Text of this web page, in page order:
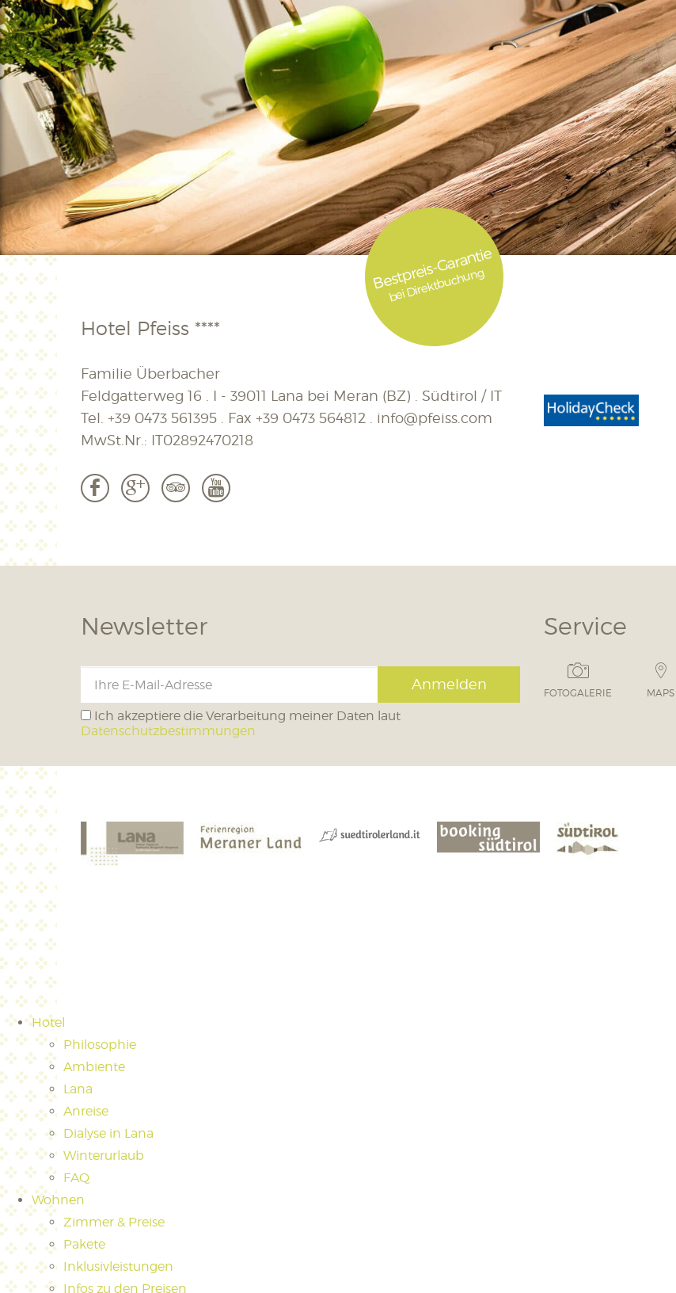
Hotel Pfeiss ****
Familie Überbacher
Feldgatterweg 16 . I - 39011 Lana bei Meran (BZ) . Südtirol / IT
Tel. +39 0473 561395 . Fax +39 0473 564812
info@pfeiss.com
MwSt.Nr.: IT02892470218
b c 3 r
Bestpreis-Garantie
bei Direktbuchung
Newsletter
Anmelden
Ich akzeptiere die Verarbeitung meiner Daten laut
Datenschutzbestimmungen
Service
FOTOGALERIE MAPS
Hotel
Philosophie
Ambiente
Lana
Anreise
Dialyse in Lana
Winterurlaub
FAQ
Wohnen
Zimmer & Preise
Pakete
Inklusivleistungen
Infos zu den Preisen